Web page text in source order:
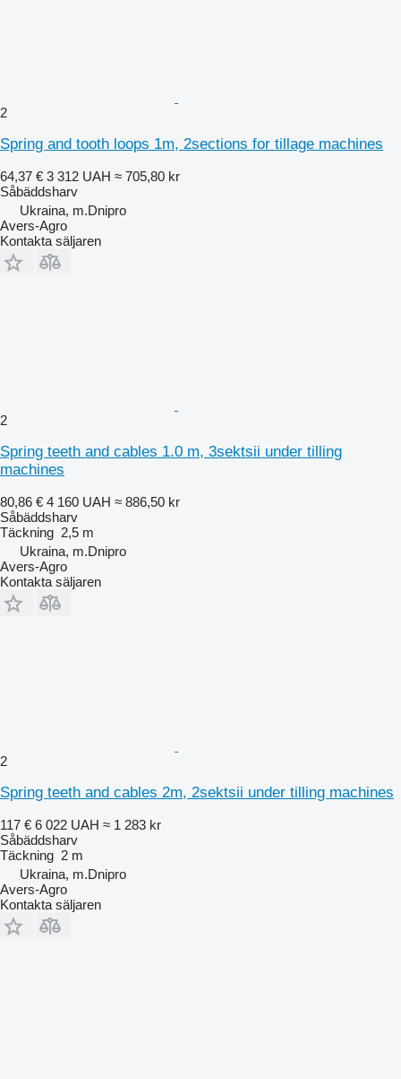
2
Spring and tooth loops 1m, 2sections for tillage machines
64,37 € 3 312 UAH ≈ 705,80 kr
Såbäddsharv
Ukraina, m.Dnipro
Avers-Agro
Kontakta säljaren
2
Spring teeth and cables 1.0 m, 3sektsii under tilling
machines
80,86 € 4 160 UAH ≈ 886,50 kr
Såbäddsharv
Täckning 2,5 m
Ukraina, m.Dnipro
Avers-Agro
Kontakta säljaren
2
Spring teeth and cables 2m, 2sektsii under tilling machines
117 € 6 022 UAH ≈ 1 283 kr
Såbäddsharv
Täckning 2 m
Ukraina, m.Dnipro
Avers-Agro
Kontakta säljaren